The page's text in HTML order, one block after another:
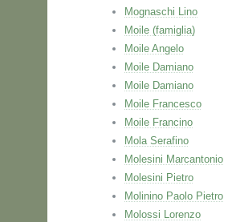
Mognaschi Lino
Moile (famiglia)
Moile Angelo
Moile Damiano
Moile Damiano
Moile Francesco
Moile Francino
Mola Serafino
Molesini Marcantonio
Molesini Pietro
Molinino Paolo Pietro
Molossi Lorenzo